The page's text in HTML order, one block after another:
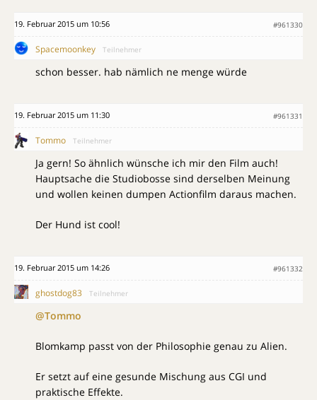
19. Februar 2015 um 10:56 #961330
Spacemoonkey Teilnehmer
schon besser. hab nämlich ne menge würde
19. Februar 2015 um 11:30 #961331
Tommo Teilnehmer
Ja gern! So ähnlich wünsche ich mir den Film auch!
Hauptsache die Studiobosse sind derselben Meinung
und wollen keinen dumpen Actionfilm daraus machen.
Der Hund ist cool!
19. Februar 2015 um 14:26 #961332
ghostdog83 Teilnehmer
@Tommo
Blomkamp passt von der Philosophie genau zu Alien.
Er setzt auf eine gesunde Mischung aus CGI und
praktische Effekte.